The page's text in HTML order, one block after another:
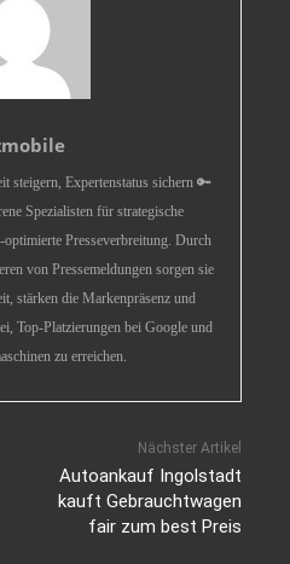
steigern, Expertenstatus sichern 🔑
Spezialisten für strategische
Presseverbreitung. Durch
von Pressemeldungen sorgen sie
stärken die Markenpräsenz und
Top-Platzierungen bei Google und
zu erreichen.
Nächster Artikel
Autoankauf Ingolstadt
kauft Gebrauchtwagen
fair zum best Preis